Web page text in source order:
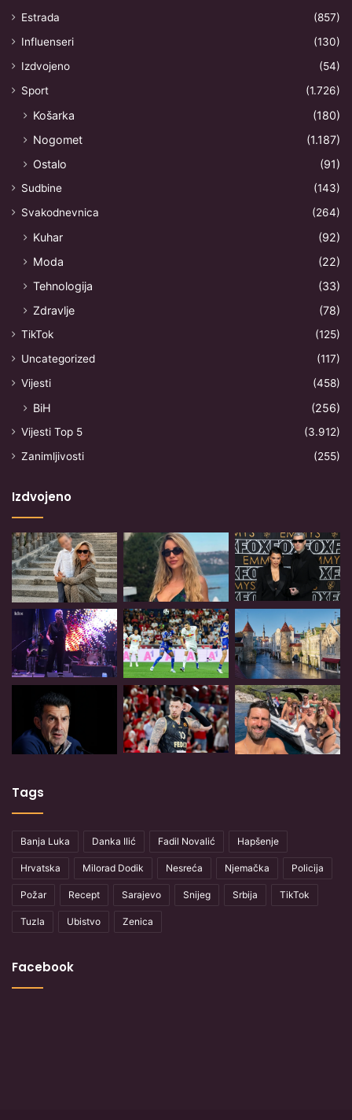
Estrada
(857)
Influenseri
(130)
Izdvojeno
(54)
Sport
(1.726)
Košarka
(180)
Nogomet
(1.187)
Ostalo
(91)
Sudbine
(143)
Svakodnevnica
(264)
Kuhar
(92)
Moda
(22)
Tehnologija
(33)
Zdravlje
(78)
TikTok
(125)
Uncategorized
(117)
Vijesti
(458)
BiH (256)
Vijesti Top 5
(3.912)
Zanimljivosti
(255)
Izdvojeno
Tags
Banja Luka Danka Ilić Fadil Novalić Hapšenje
Hrvatska Milorad Dodik Nesreća Njemačka Policija
Požar Recept Sarajevo Snijeg Srbija TikTok
Tuzla Ubistvo Zenica
Facebook